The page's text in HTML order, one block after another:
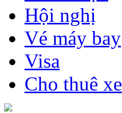
Hội nghị
Vé máy bay
Visa
Cho thuê xe